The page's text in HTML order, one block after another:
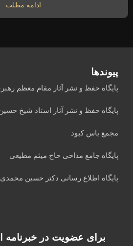
ادامه مطلب
پیوندها
پایگاه حفظ و نشر آثار مقام معظم
پایگاه حفظ و نشر آثار استاد شیخ
مجمع یاس کبود
پایگاه جامع مداحی حاج میثم مطیعی
پایگاه اطلاع رسانی دکتر حسین
برای عضویت در خبرنامه